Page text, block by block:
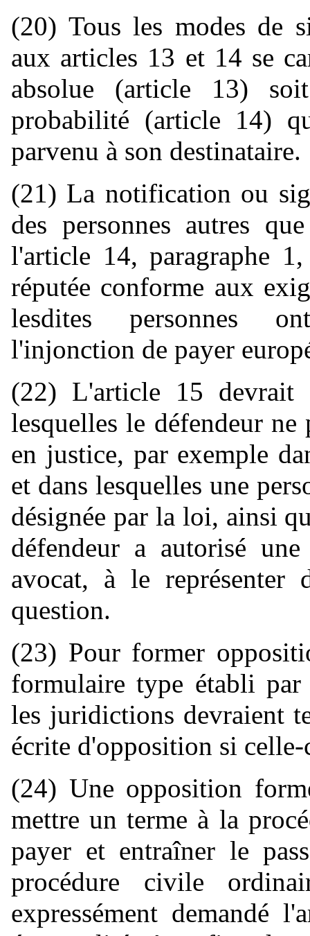
(20) Tous les modes de
aux articles 13 et 14 se
absolue (article 13)
probabilité (article 14)
parvenu à son destinataire.
(21) La notification ou
des personnes autres
l'article 14, paragraphe
réputée conforme aux
lesdites personnes
l'injonction de payer
(22) L'article 15 devrait
lesquelles le défendeur ne
en justice, par exemple
et dans lesquelles une
désignée par la loi, ainsi
défendeur a autorisé
avocat, à le représenter
question.
(23) Pour former
formulaire type établi par
les juridictions devraient
écrite d'opposition si
(24) Une opposition
mettre un terme à la
payer et entraîner le
procédure civile
expressément demandé